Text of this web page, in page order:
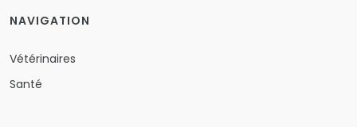
NAVIGATION
Vétérinaires
Santé